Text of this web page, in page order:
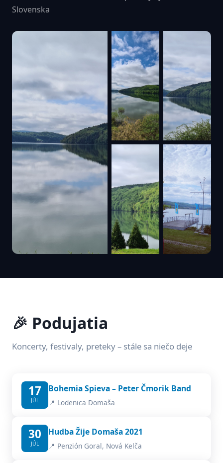
Slovenska
🎉 Podujatia
Koncerty, festivaly, preteky – stále sa niečo deje
17
JÚL
Bohemia Spieva – Peter Čmorik Band
📍 Lodenica Domaša
30
JÚL
Hudba Žije Domaša 2021
📍 Penzión Goral, Nová Kelča